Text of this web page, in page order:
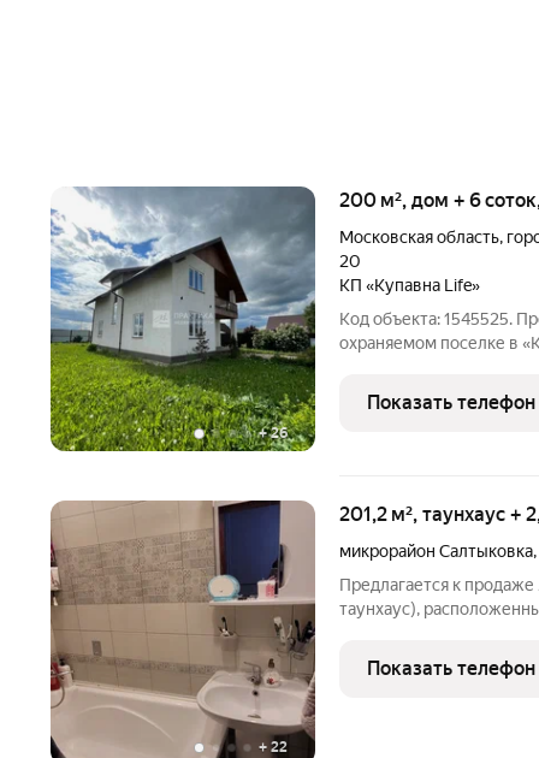
+26
200 м², дом + 6
Московская область,
20
КП «Купавна Life»
Код объекта: 1545525.
охраняемом поселке в
фасаду
Показать телефон
+ 22
201,2 м², таунхаус +
микрорайон Салтыковка,
Предлагается к
таунхаус),
пешком, до станции
глубине квартала,
Показать телефон